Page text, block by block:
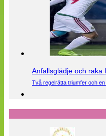
Anfallsglädje och raka
Två regelrätta triumfer och